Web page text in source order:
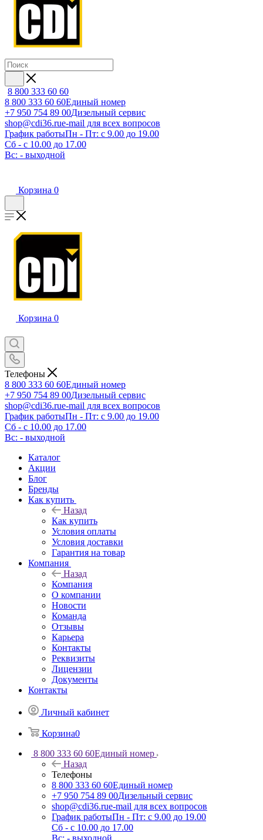
8 800 333 60 60
8 800 333 60 60Единый номер
+7 950 754 89 00Дизельный сервис
shop@cdi36.rue-mail для всех вопросов
График работыПн - Пт: с 9.00 до 19.00
Сб - с 10.00 до 17.00
Вс: - выходной
Корзина 0
Корзина 0
Телефоны
8 800 333 60 60Единый номер
+7 950 754 89 00Дизельный сервис
shop@cdi36.rue-mail для всех вопросов
График работыПн - Пт: с 9.00 до 19.00
Сб - с 10.00 до 17.00
Вс: - выходной
Каталог
Акции
Блог
Бренды
Как купить
Назад
Как купить
Условия оплаты
Условия доставки
Гарантия на товар
Компания
Назад
Компания
О компании
Новости
Команда
Отзывы
Карьера
Контакты
Реквизиты
Лицензии
Документы
Контакты
Личный кабинет
Корзина0
8 800 333 60 60Единый номер
Назад
Телефоны
8 800 333 60 60Единый номер
+7 950 754 89 00Дизельный сервис
shop@cdi36.rue-mail для всех вопросов
График работыПн - Пт: с 9.00 до 19.00
Сб - с 10.00 до 17.00
Вс: - выходной